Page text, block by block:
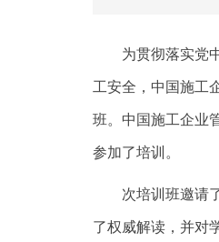
为贯彻落实党
工安全，中国施工
班。中国施工企业
参加了培训。
次培训班邀请
了权威解读，并对